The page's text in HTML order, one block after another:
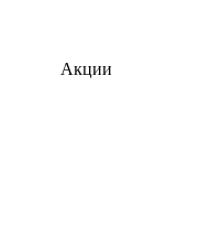
Акции